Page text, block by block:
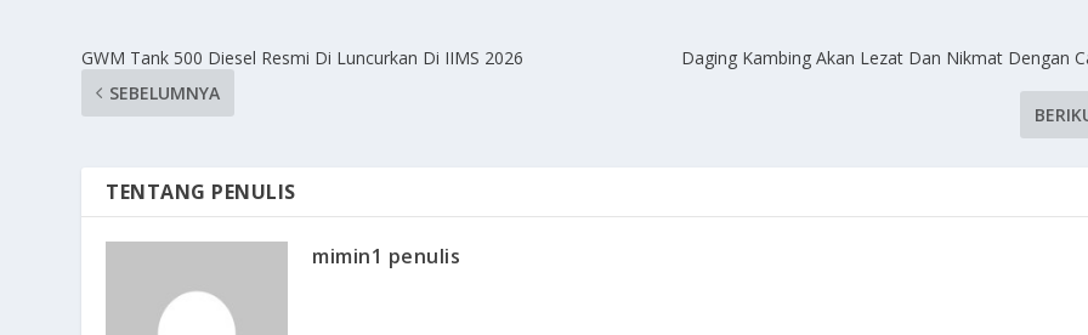
GWM Tank 500 Diesel Resmi Di Luncurkan Di IIMS 2026
SEBELUMNYA
Daging Kambing Akan Lezat Dan Nikmat Dengan
TENTANG PENULIS
mimin1 penulis